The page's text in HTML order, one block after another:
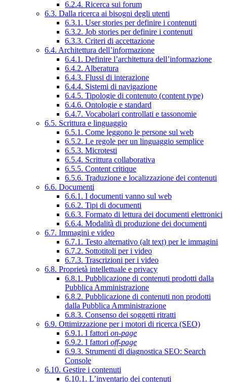
6.2.4. Ricerca sui forum
6.3. Dalla ricerca ai bisogni degli utenti
6.3.1. User stories per definire i contenuti
6.3.2. Job stories per definire i contenuti
6.3.3. Criteri di accettazione
6.4. Architettura dell’informazione
6.4.1. Definire l’architettura dell’informazione
6.4.2. Alberatura
6.4.3. Flussi di interazione
6.4.4. Sistemi di navigazione
6.4.5. Tipologie di contenuto (content type)
6.4.6. Ontologie e standard
6.4.7. Vocabolari controllati e tassonomie
6.5. Scrittura e linguaggio
6.5.1. Come leggono le persone sul web
6.5.2. Le regole per un linguaggio semplice
6.5.3. Microtesti
6.5.4. Scrittura collaborativa
6.5.5. Content critique
6.5.6. Traduzione e localizzazione dei contenuti
6.6. Documenti
6.6.1. I documenti vanno sul web
6.6.2. Tipi di documenti
6.6.3. Formato di lettura dei documenti elettronici
6.6.4. Modalità di produzione dei documenti
6.7. Immagini e video
6.7.1. Testo alternativo (alt text) per le immagini
6.7.2. Sottotitoli per i video
6.7.3. Trascrizioni per i video
6.8. Proprietà intellettuale e privacy
6.8.1. Pubblicazione di contenuti prodotti dalla
Pubblica Amministrazione
6.8.2. Pubblicazione di contenuti non prodotti
dalla Pubblica Amministrazione
6.8.3. Consenso dei soggetti ritratti
6.9. Ottimizzazione per i motori di ricerca (SEO)
6.9.1. I fattori on-page
6.9.2. I fattori off-page
6.9.3. Strumenti di diagnostica SEO: Search
Console
6.10. Gestire i contenuti
6.10.1. L’inventario dei contenuti